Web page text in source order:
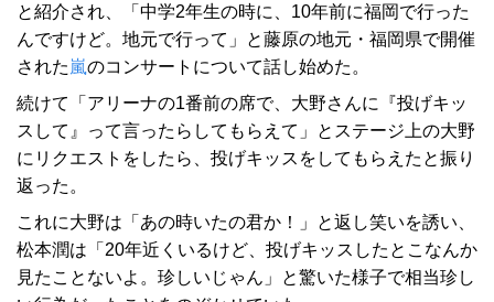
と紹介され、「中学2年生の時に、10年前に福岡で行った
んですけど。地元で行って」と藤原の地元・福岡県で開催
された 嵐のコンサートについて話し始めた。
続けて「アリーナの1番前の席で、大野さんに『投げキッ
スして』って言ったらしてもらえて」とステージ上の大野
にリクエストをしたら、投げキッスをしてもらえたと振り
返った。
これに大野は「あの時いたの君か！」と返し笑いを誘い、
松本潤は「20年近くいるけど、投げキッスしたとこなんか
見たことないよ。珍しいじゃん」と驚いた様子で相当珍し